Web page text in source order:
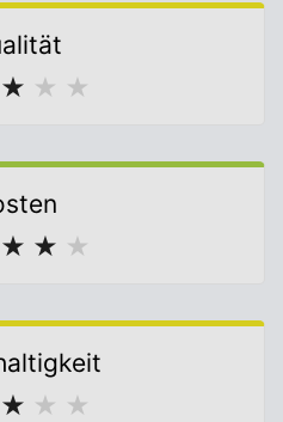
★ ★ ★
★ ★ ★
★ ★ ★